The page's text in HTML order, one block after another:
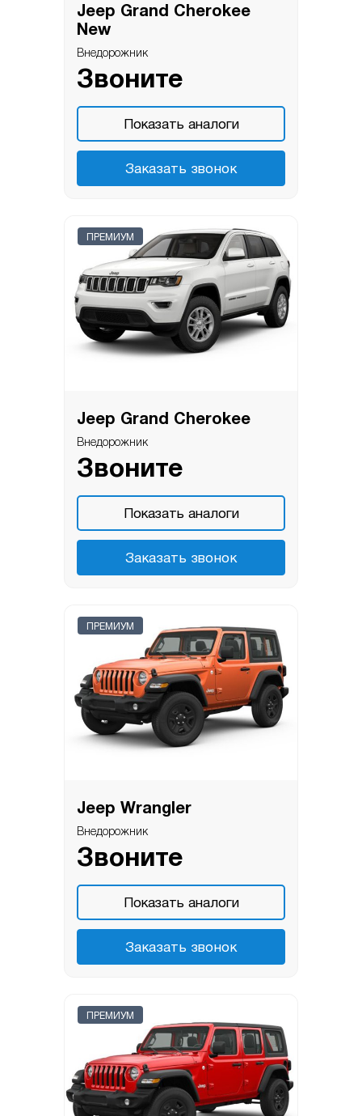
Jeep Grand Cherokee
New
Внедорожник
Звоните
Показать аналоги
Заказать звонок
ПРЕМИУМ
Jeep Grand Cherokee
Внедорожник
Звоните
Показать аналоги
Заказать звонок
ПРЕМИУМ
Jeep Wrangler
Внедорожник
Звоните
Показать аналоги
Заказать звонок
ПРЕМИУМ